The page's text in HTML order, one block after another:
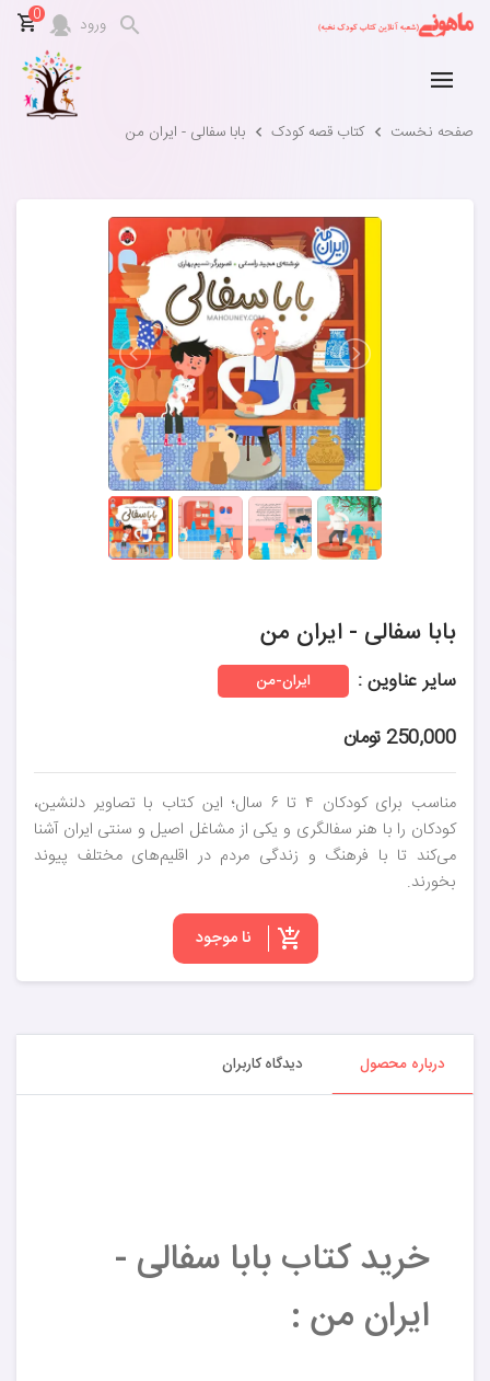
ورود 0
صفحه نخست کتاب قصه کودک بابا سفالی - ایران من
بابا سفالی - ایران من
سایر عناوین : ایران-من
250,000 تومان
مناسب برای کودکان ۴ تا ۶ سال؛ این کتاب با تصاویر دلنشین،
کودکان را با هنر سفالگری و یکی از مشاغل اصیل و سنتی ایران آشنا
می‌کند تا با فرهنگ و زندگی مردم در اقلیم‌های مختلف پیوند
بخورند.
نا موجود
درباره محصول دیدگاه کاربران
خرید کتاب بابا سفالی -
ایران من :